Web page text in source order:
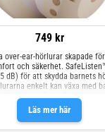
749 kr
Läs mer här
over-ear-hörlurar skapade
och säkerhet.
dB) för att skydda barnets
enkelt kan växa med
dem perfekta för
och klar ljudkvalitet
Junior är det
hörlurar till ditt barn.